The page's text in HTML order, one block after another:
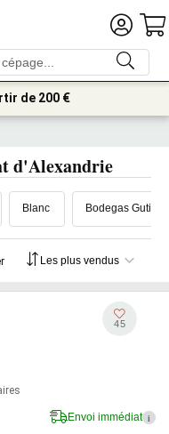
de 200 €
d'Alexandrie
Blanc Bodegas
45
Envoi immédiat i